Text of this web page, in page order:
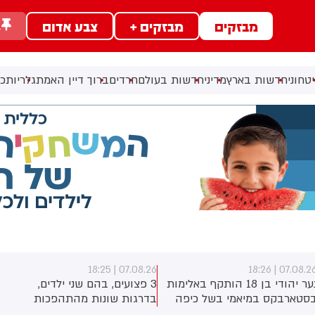
מבזקים מבזקים + צבע אדום
חדשות בארץמדיניחדשות בעולםחרדיםברוך דיין האמתגלריות
07.08.26 |
3 פצועים, בהם שני ילדים,
שונות מהתהפכות
07.08.26 | 18:24
תיאוריות קונספירציה אנטישמיות
המאשימות יהודים בשריפות